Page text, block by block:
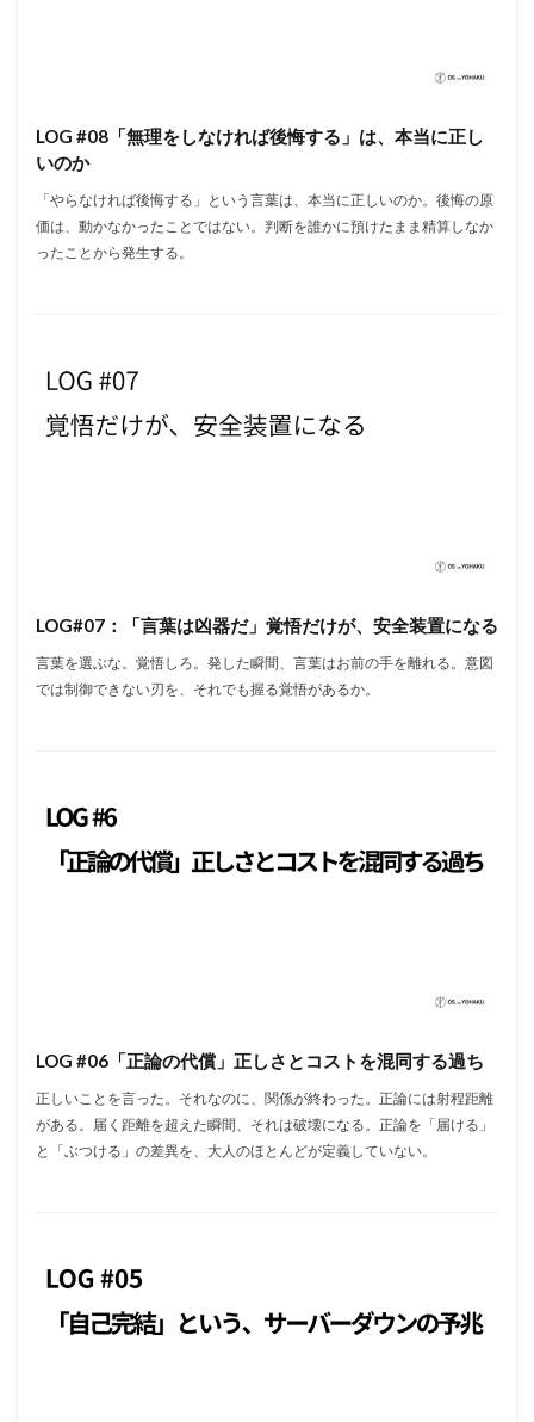
LOG #08「無理をしなければ後悔する」は、本当に正し
いのか
「やらなければ後悔する」という言葉は、本当に正しいのか。後悔の原
価は、動かなかったことではない。判断を誰かに預けたまま精算しなか
ったことから発生する。
LOG#07：「言葉は凶器だ」覚悟だけが、安全装置になる
言葉を選ぶな。覚悟しろ。発した瞬間、言葉はお前の手を離れる。意図
では制御できない刃を、それでも握る覚悟があるか。
LOG #06「正論の代償」正しさとコストを混同する過ち
正しいことを言った。それなのに、関係が終わった。正論には射程距離
がある。届く距離を超えた瞬間、それは破壊になる。正論を「届ける」
と「ぶつける」の差異を、大人のほとんどが定義していない。